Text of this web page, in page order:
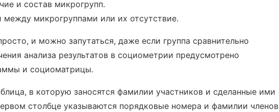
и состав микрогрупп.
между микрогруппами или их отсутствие.
и можно запутаться, даже если группа сравнительно
анализа результатов в социометрии предусмотрено
и социоматрицы.
в которую заносятся фамилии участников и сделанные ими
столбце указываются порядковые номера и фамилии членов